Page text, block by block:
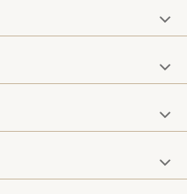
たします。
ります。
、責任を持って対応させてい
です。